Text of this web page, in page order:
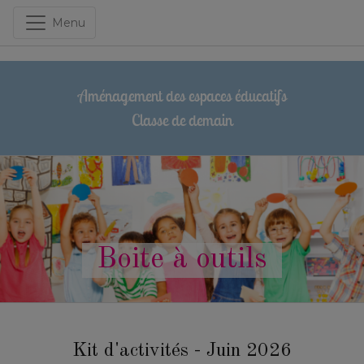
Menu
Aménagement des espaces éducatifs
Classe de demain
Boite à outils
Kit d'activités - Juin 2026